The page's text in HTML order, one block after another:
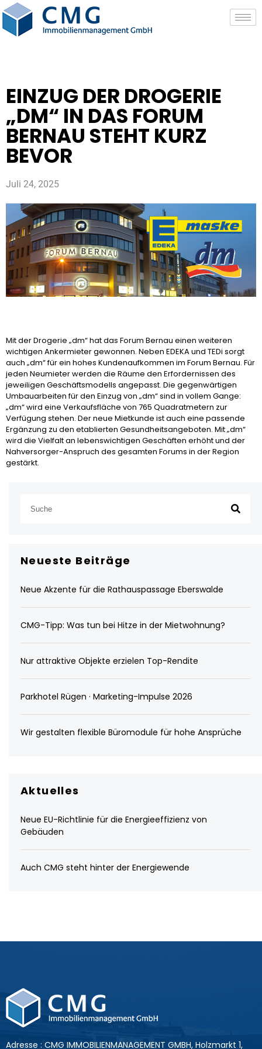
EINZUG DER DROGERIE
„DM“ IN DAS FORUM
BERNAU STEHT KURZ
BEVOR
Juli 24, 2025
Mit der Drogerie „dm“ hat das Forum Bernau einen weiteren
wichtigen Ankermieter gewonnen. Neben EDEKA und TEDi sorgt
auch „dm“ für ein hohes Kundenaufkommen im Forum Bernau. Für
jeden Neumieter werden die Räume den Erfordernissen des
jeweiligen Geschäftsmodells angepasst. Die gegenwärtigen
Umbauarbeiten für den Einzug von „dm“ sind in vollem Gange:
„dm“ wird eine Verkaufsfläche von 765 Quadratmetern zur
Verfügung stehen. Der neue Mietkunde ist auch eine passende
Ergänzung zu den etablierten Gesundheitsangeboten. Mit „dm“
wird die Vielfalt an lebenswichtigen Geschäften erhöht und der
Nahversorger-Anspruch des gesamten Forums in der Region
gestärkt.
Neueste Beiträge
Neue Akzente für die Rathauspassage Eberswalde
CMG-Tipp: Was tun bei Hitze in der Mietwohnung?
Nur attraktive Objekte erzielen Top-Rendite
Parkhotel Rügen · Marketing-Impulse 2026
Wir gestalten flexible Büromodule für hohe Ansprüche
Aktuelles
Neue EU-Richtlinie für die Energieeffizienz von
Gebäuden
Auch CMG steht hinter der Energiewende
Adresse : CMG IMMOBILIENMANAGEMENT GMBH, Holzmarkt 1,